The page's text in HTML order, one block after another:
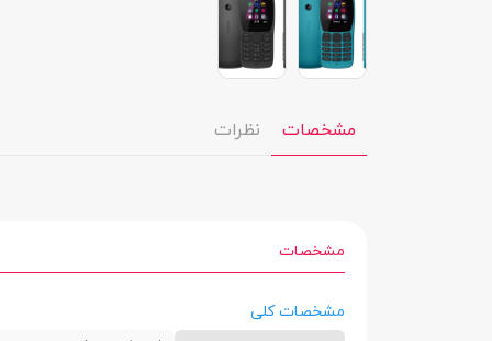
مشخصات نظرات
مشخصات
مشخصات کلی